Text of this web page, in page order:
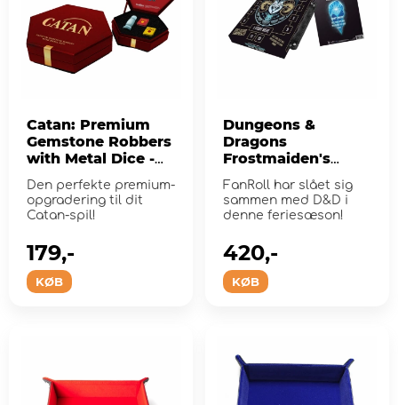
Catan: Premium
Gemstone Robbers
with Metal Dice -
Den perfekte premium-
opgradering til dit
Catan-spil!
KØB
179,-
Dungeons &
Dragons
Frostmaiden's
Calendar 2025
FanRoll har slået sig
sammen med D&D i
denne feriesæson!
KØB
420,-